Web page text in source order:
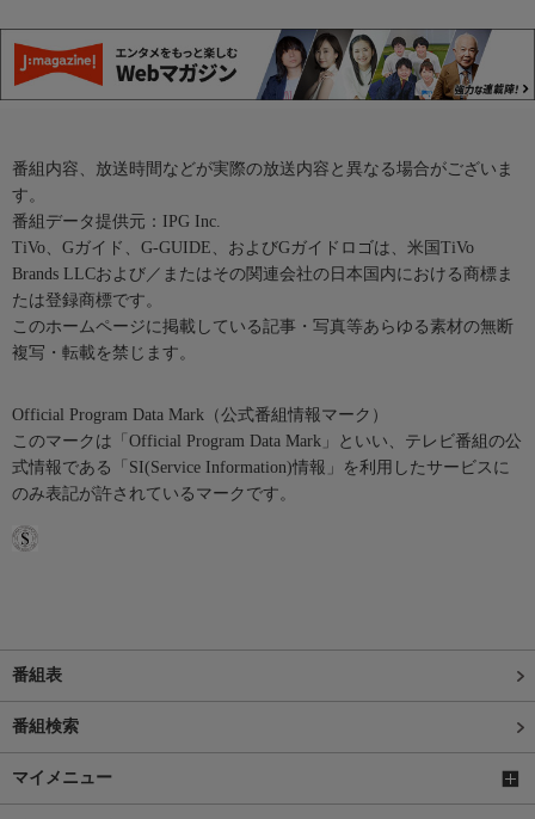
番組内容、放送時間などが実際の放送内容と異なる場合がございま
す。
番組データ提供元：IPG Inc.
TiVo、Gガイド、G-GUIDE、およびGガイドロゴは、米国TiVo
Brands LLCおよび／またはその関連会社の日本国内における商標ま
たは登録商標です。
このホームページに掲載している記事・写真等あらゆる素材の無断
複写・転載を禁じます。
Official Program Data Mark（公式番組情報マーク）
このマークは「Official Program Data Mark」といい、テレビ番組の公
式情報である「SI(Service Information)情報」を利用したサービスに
のみ表記が許されているマークです。
番組表
番組検索
マイメニュー